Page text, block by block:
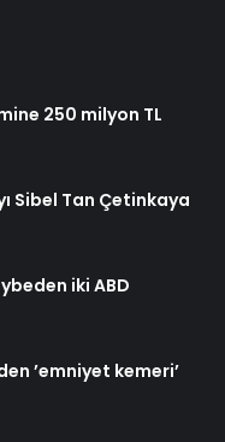
250 milyon TL
Sibel Tan Çetinkaya
iki ABD
’emniyet kemeri’